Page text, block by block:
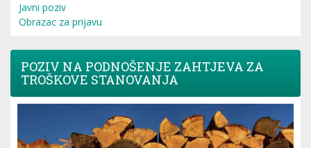
Javni poziv
Obrazac za prijavu
POZIV NA PODNOŠENJE ZAHTJEVA ZA
TROŠKOVE STANOVANJA